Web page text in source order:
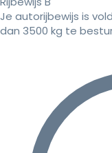
Je autorijbewijs is
dan 3500 kg te